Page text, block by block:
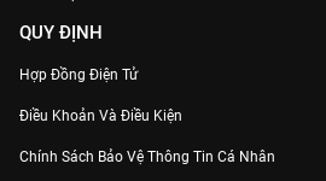
QUY ĐỊNH
Hợp Đồng Điện Tử
Điều Khoản Và Điều Kiện
Chính Sách Bảo Vệ Thông Tin Cá Nhân